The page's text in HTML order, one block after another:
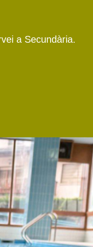
a Secundària.